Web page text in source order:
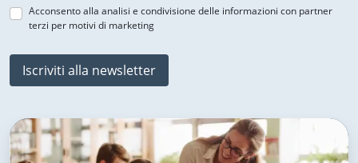
Acconsento alla analisi e condivisione delle informazioni con partner
terzi per motivi di marketing
Iscriviti alla newsletter